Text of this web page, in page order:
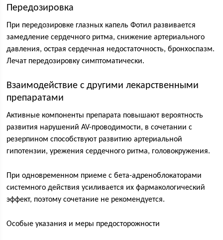
Передозировка
При передозировке глазных капель Фотил развивается
замедление сердечного ритма, снижение артериального
давления, острая сердечная недостаточность, бронхоспазм.
Лечат передозировку симптоматически.
Взаимодействие с другими лекарственными
препаратами
Активные компоненты препарата повышают вероятность
развития нарушений AV-проводимости, в сочетании с
резерпином способствуют развитию артериальной
гипотензии, урежения сердечного ритма, головокружения.
При одновременном приеме с бета-адреноблокаторами
системного действия усиливается их фармакологический
эффект, поэтому сочетание не рекомендуется.
Особые указания и меры предосторожности